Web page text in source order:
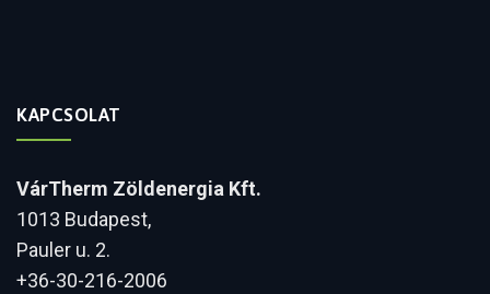
KAPCSOLAT
VárTherm Zöldenergia Kft.
1013 Budapest,
Pauler u. 2.
+36-30-216-2006